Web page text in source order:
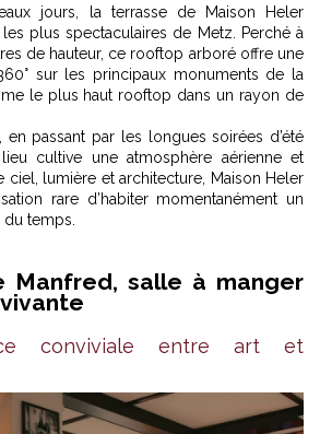
jours, la terrasse de Maison Heler
les plus spectaculaires de Metz. Perché à
de hauteur, ce rooftop arboré offre une
sur les principaux monuments de la
le plus haut rooftop dans un rayon de
en passant par les longues soirées d’été
cultive une atmosphère aérienne et
ciel, lumière et architecture, Maison Heler
rare d’habiter momentanément un
temps.
Manfred, salle à manger
conviviale entre art et